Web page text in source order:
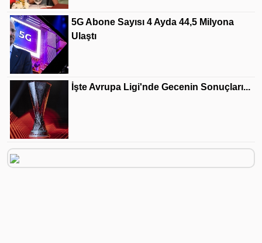
5G Abone Sayısı 4 Ayda 44,5 Milyona
Ulaştı
İşte Avrupa Ligi'nde Gecenin Sonuçları...